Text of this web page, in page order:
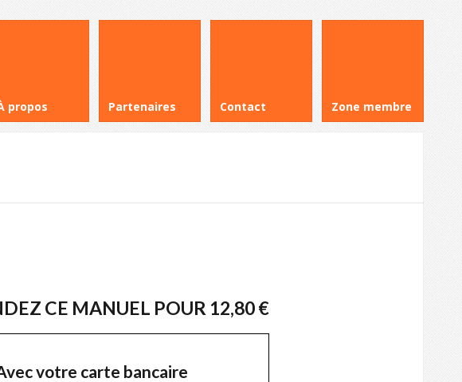
propos Partenaires Contact Zone membre
CE MANUEL POUR 12,80 €
votre carte bancaire